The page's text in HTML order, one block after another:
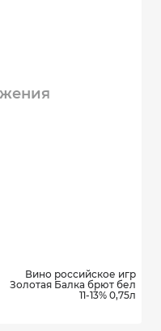
Вино российское игр
Золотая Балка брют бел
11-13% 0,75л